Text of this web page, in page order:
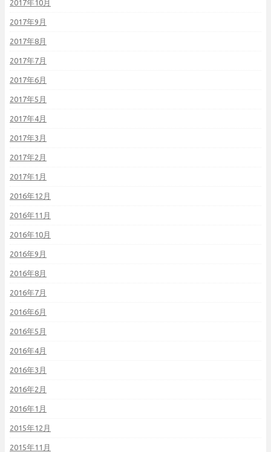
2017年10月
2017年9月
2017年8月
2017年7月
2017年6月
2017年5月
2017年4月
2017年3月
2017年2月
2017年1月
2016年12月
2016年11月
2016年10月
2016年9月
2016年8月
2016年7月
2016年6月
2016年5月
2016年4月
2016年3月
2016年2月
2016年1月
2015年12月
2015年11月